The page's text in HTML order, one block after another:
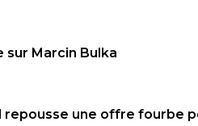
sur Marcin Bulka
repousse une offre fourbe